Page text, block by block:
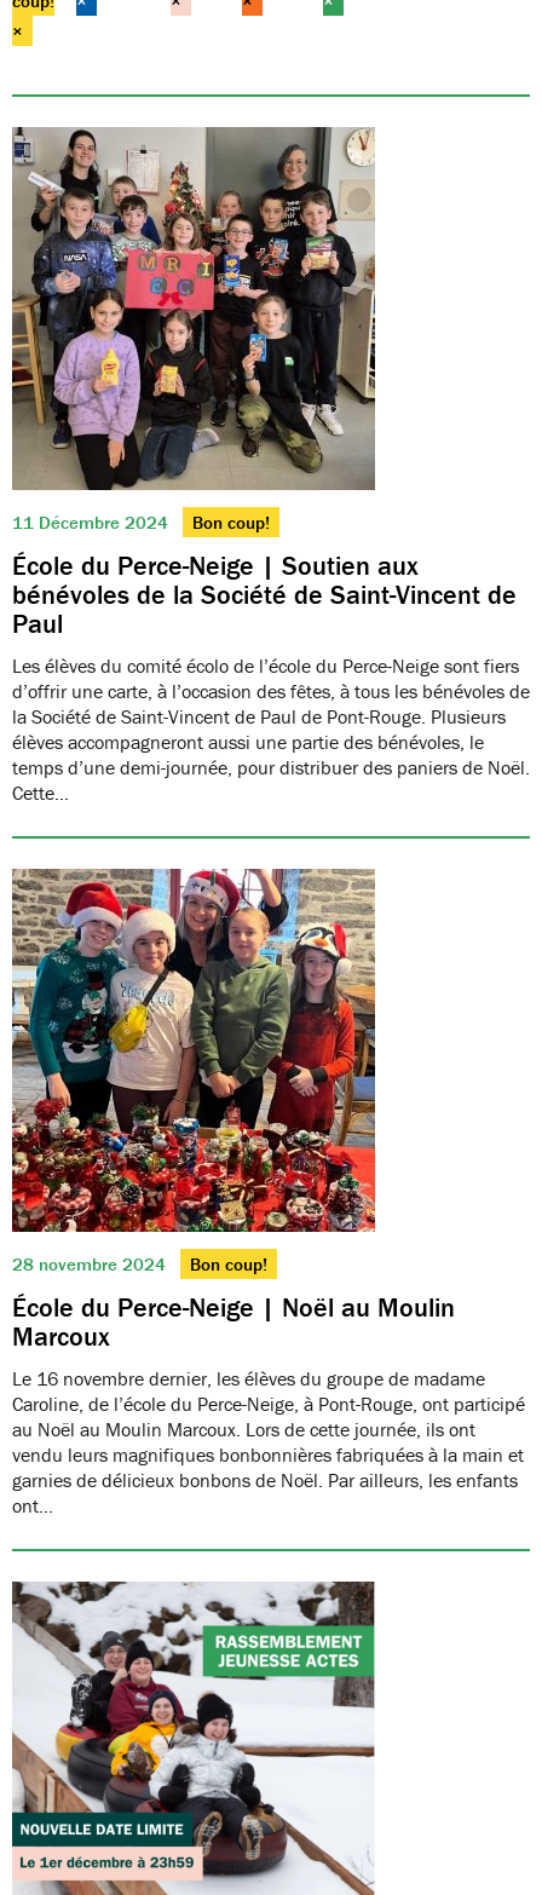
11 Décembre 2024 Bon coup!
École du Perce-Neige | Soutien aux
bénévoles de la Société de Saint-Vincent de
Paul
Les élèves du comité écolo de l’école du Perce-Neige sont fiers
d’offrir une carte, à l’occasion des fêtes, à tous les bénévoles de
la Société de Saint-Vincent de Paul de Pont-Rouge. Plusieurs
élèves accompagneront aussi une partie des bénévoles, le
temps d’une demi-journée, pour distribuer des paniers de Noël.
Cette…
28 novembre 2024 Bon coup!
École du Perce-Neige | Noël au Moulin
Marcoux
Le 16 novembre dernier, les élèves du groupe de madame
Caroline, de l’école du Perce-Neige, à Pont-Rouge, ont participé
au Noël au Moulin Marcoux. Lors de cette journée, ils ont
vendu leurs magnifiques bonbonnières fabriquées à la main et
garnies de délicieux bonbons de Noël. Par ailleurs, les enfants
ont…
×